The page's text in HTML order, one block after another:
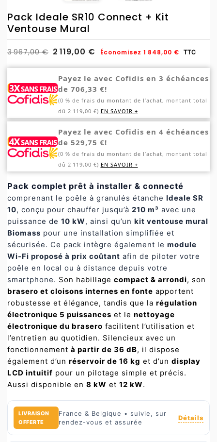
Pack Ideale SR10 Connect + Kit
Ventouse Mural
3 967,00 € 2 119,00 € Économisez 1 848,00 € TTC
Payez le avec Cofidis en 3 échéances
de 706,33 €!
(0 % de frais du montant de l’achat, montant total
dû 2 119,00 €) EN SAVOIR +
Payez le avec Cofidis en 4 échéances
de 529,75 €!
(0 % de frais du montant de l’achat, montant total
dû 2 119,00 €) EN SAVOIR +
Pack complet prêt à installer & connecté
comprenant le poêle à granulés étanche Ideale SR
10, conçu pour chauffer jusqu’à 210 m³ avec une
puissance de 10 kW, ainsi qu’un kit ventouse mural
Biomass pour une installation simplifiée et
sécurisée. Ce pack intègre également le module
Wi-Fi proposé à prix coûtant afin de piloter votre
poêle en local ou à distance depuis votre
smartphone. Son habillage compact & arrondi, son
brasero et cloisons internes en fonte apportent
robustesse et élégance, tandis que la régulation
électronique 5 puissances et le nettoyage
électronique du brasero facilitent l’utilisation et
l’entretien au quotidien. Silencieux avec un
fonctionnement à partir de 36 dB, il dispose
également d’un réservoir de 16 kg et d’un display
LCD intuitif pour un pilotage simple et précis.
Aussi disponible en 8 kW et 12 kW.
LIVRAISON
OFFERTE
France & Belgique • suivie, sur
rendez-vous et assurée
Détails